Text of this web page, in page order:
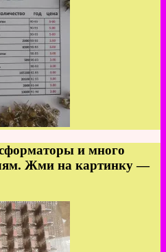
и много
Жми на картинку —